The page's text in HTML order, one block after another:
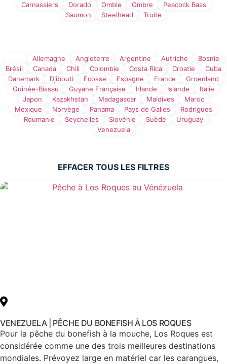
Carnassiers Dorado Omble Ombre
Peacock Bass
Saumon
Steelhead Truite
Allemagne Angleterre Argentine Autriche
Bosnie
Brésil
Canada Chili Colombie Costa Rica Croatie
Cuba
Danemark
Djibouti Écosse Espagne France
Groenland
Guinée-Bissau
Guyane Française Irlande Islande
Italie
Japon
Kazakhstan Madagascar Maldives
Maroc
Mexique
Norvège Panama Pays de Galles
Rodrigues
Roumanie
Seychelles Slovénie Suède
Uruguay
Venezuela
EFFACER TOUS LES FILTRES
VENEZUELA | PÊCHE DU BONEFISH À LOS ROQUES
Pour la pêche du bonefish à la mouche, Los Roques est
considérée comme une des trois meilleures destinations
mondiales. Prévoyez large en matériel car les carangues,